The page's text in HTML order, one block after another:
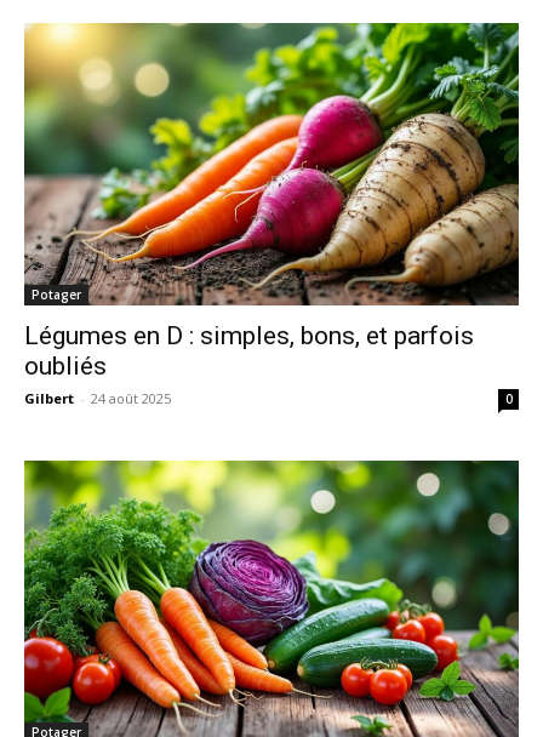
Potager
Légumes en D : simples, bons, et parfois
oubliés
Gilbert - 24 août 2025 0
Potager